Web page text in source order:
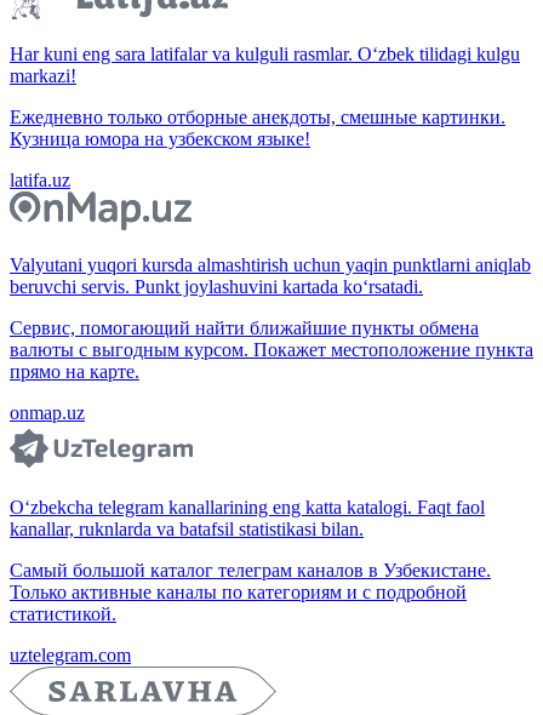
Har kuni eng sara latifalar va kulguli rasmlar. O‘zbek tilidagi kulgu
markazi!
Ежедневно только отборные анекдоты, смешные картинки.
Кузница юмора на узбекском языке!
latifa.uz
Valyutani yuqori kursda almashtirish uchun yaqin punktlarni aniqlab
beruvchi servis. Punkt joylashuvini kartada ko‘rsatadi.
Сервис, помогающий найти ближайшие пункты обмена
валюты с выгодным курсом. Покажет местоположение пункта
прямо на карте.
onmap.uz
O‘zbekcha telegram kanallarining eng katta katalogi. Faqt faol
kanallar, ruknlarda va batafsil statistikasi bilan.
Самый большой каталог телеграм каналов в Узбекистане.
Только активные каналы по категориям и с подробной
статистикой.
uztelegram.com